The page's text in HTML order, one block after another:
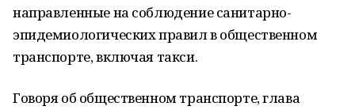
направленные на соблюдение санитарно-
эпидемиологических правил в общественном
транспорте, включая такси.
Говоря об общественном транспорте, глава